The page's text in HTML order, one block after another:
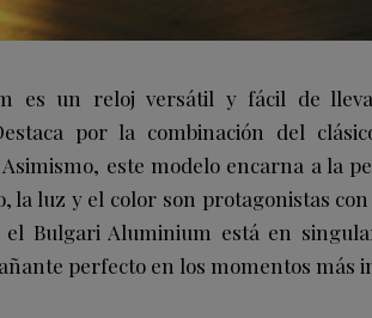
es un reloj versátil y fácil de
por la combinación del
este modelo encarna a la
la luz y el color son protagonistas
Bulgari Aluminium está en
perfecto en los momentos más